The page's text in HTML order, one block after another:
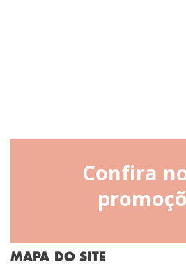
Confira
MAPA DO SITE